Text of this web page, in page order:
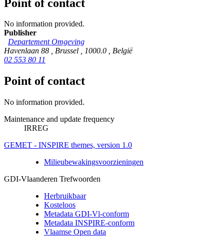
Point of contact
No information provided.
Publisher
Departement Omgeving
Havenlaan 88 , Brussel , 1000.0 , België
02 553 80 11
Point of contact
No information provided.
Maintenance and update frequency
IRREG
GEMET - INSPIRE themes, version 1.0
Milieubewakingsvoorzieningen
GDI-Vlaanderen Trefwoorden
Herbruikbaar
Kosteloos
Metadata GDI-Vl-conform
Metadata INSPIRE-conform
Vlaamse Open data